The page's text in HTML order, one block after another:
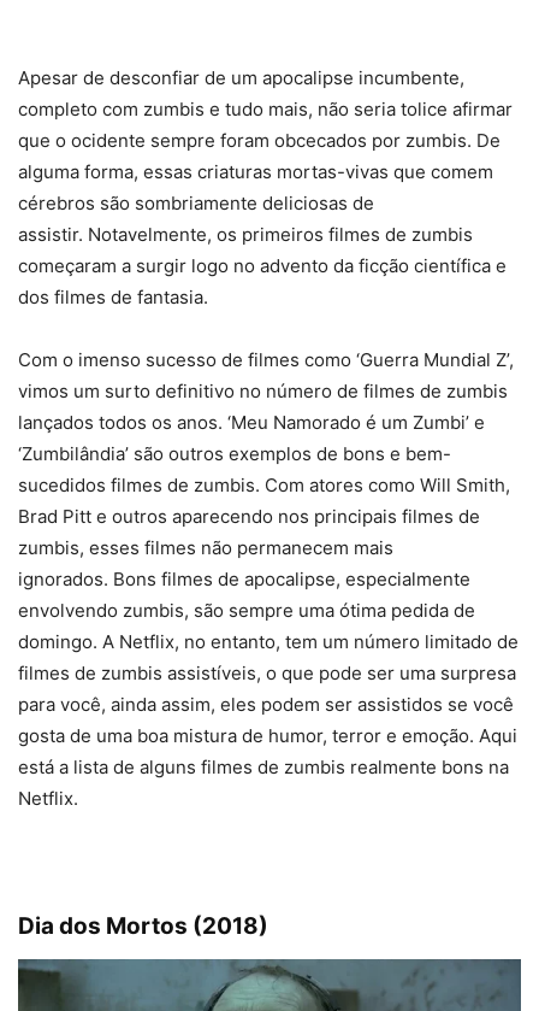
Apesar de desconfiar de um apocalipse incumbente,
completo com zumbis e tudo mais, não seria tolice afirmar
que o ocidente sempre foram obcecados por zumbis. De
alguma forma, essas criaturas mortas-vivas que comem
cérebros são sombriamente deliciosas de
assistir. Notavelmente, os primeiros filmes de zumbis
começaram a surgir logo no advento da ficção científica e
dos filmes de fantasia.
Com o imenso sucesso de filmes como ‘Guerra Mundial Z’,
vimos um surto definitivo no número de filmes de zumbis
lançados todos os anos. ‘Meu Namorado é um Zumbi’ e
‘Zumbilândia’ são outros exemplos de bons e bem-
sucedidos filmes de zumbis. Com atores como Will Smith,
Brad Pitt e outros aparecendo nos principais filmes de
zumbis, esses filmes não permanecem mais
ignorados. Bons filmes de apocalipse, especialmente
envolvendo zumbis, são sempre uma ótima pedida de
domingo. A Netflix, no entanto, tem um número limitado de
filmes de zumbis assistíveis, o que pode ser uma surpresa
para você, ainda assim, eles podem ser assistidos se você
gosta de uma boa mistura de humor, terror e emoção. Aqui
está a lista de alguns filmes de zumbis realmente bons na
Netflix.
Dia dos Mortos (2018)